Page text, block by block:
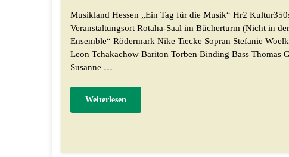
Musikland Hessen „Ein Tag für die Musik“ Hr2
Veranstaltungsort Rotaha-Saal im Bücherturm (Nicht in
Ensemble“ Rödermark Nike Tiecke Sopran Stefanie
Leon Tchakachow Bariton Torben Binding Bass
Susanne …
Weiterlesen